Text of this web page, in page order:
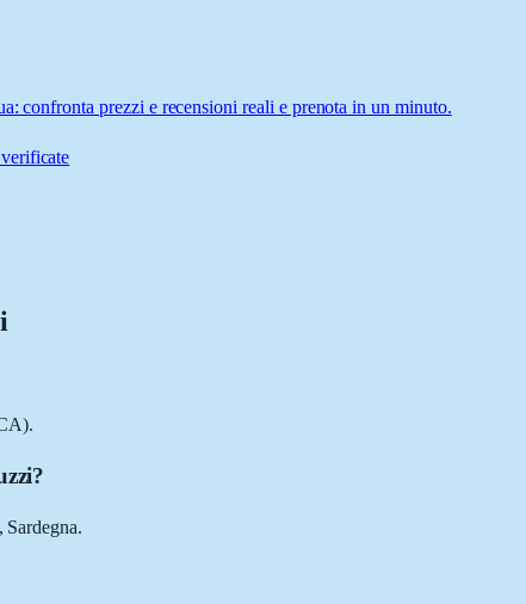
confronta prezzi e recensioni reali e prenota in un minuto.